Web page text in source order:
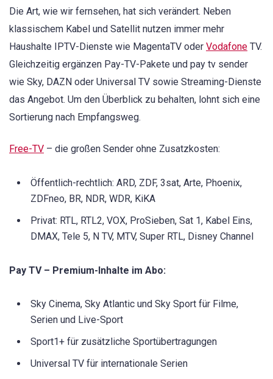
Die Art, wie wir fernsehen, hat sich verändert. Neben
klassischem Kabel und Satellit nutzen immer mehr
Haushalte IPTV-Dienste wie MagentaTV oder Vodafone TV.
Gleichzeitig ergänzen Pay-TV-Pakete und pay tv sender
wie Sky, DAZN oder Universal TV sowie Streaming-Dienste
das Angebot. Um den Überblick zu behalten, lohnt sich eine
Sortierung nach Empfangsweg.
Free-TV – die großen Sender ohne Zusatzkosten:
Öffentlich-rechtlich: ARD, ZDF, 3sat, Arte, Phoenix,
ZDFneo, BR, NDR, WDR, KiKA
Privat: RTL, RTL2, VOX, ProSieben, Sat 1, Kabel Eins,
DMAX, Tele 5, N TV, MTV, Super RTL, Disney Channel
Pay TV – Premium-Inhalte im Abo:
Sky Cinema, Sky Atlantic und Sky Sport für Filme,
Serien und Live-Sport
Sport1+ für zusätzliche Sportübertragungen
Universal TV für internationale Serien